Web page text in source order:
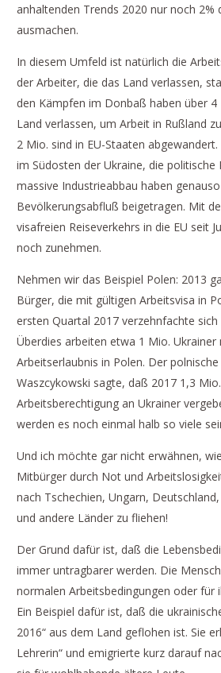
anhaltenden Trends 2020 nur noch 2%
ausmachen.
In diesem Umfeld ist natürlich die
der Arbeiter, die das Land verlassen,
den Kämpfen im Donbaß haben über 4
Land verlassen, um Arbeit in Rußland
2 Mio. sind in EU-Staaten
im Südosten der Ukraine, die politische
massive Industrieabbau haben
Bevölkerungsabfluß beigetragen. Mit
visafreien Reiseverkehrs in die EU seit
noch zunehmen.
Nehmen wir das Beispiel Polen: 2013
Bürger, die mit gültigen Arbeitsvisa in
ersten Quartal 2017 verzehnfachte sich
Überdies arbeiten etwa 1 Mio.
Arbeitserlaubnis in Polen. Der
Waszcykowski sagte, daß 2017 1,3
Arbeitsberechtigung an Ukrainer
werden es noch einmal halb so viele
Und ich möchte gar nicht erwähnen,
Mitbürger durch Not und
nach Tschechien, Ungarn,
und andere Länder zu fliehen!
Der Grund dafür ist, daß die
immer untragbarer werden. Die
normalen Arbeitsbedingungen oder für
Ein Beispiel dafür ist, daß die
2016“ aus dem Land geflohen ist. Sie
Lehrerin“ und emigrierte kurz darauf